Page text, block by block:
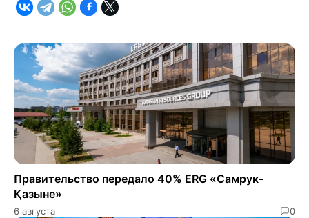
Правительство передало 40% ERG «Самрук-
Қазыне»
6 августа 0